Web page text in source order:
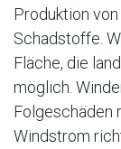
Produktion
Schadstoffe.
Fläche, die
möglich.
Folgeschäden
Windstrom